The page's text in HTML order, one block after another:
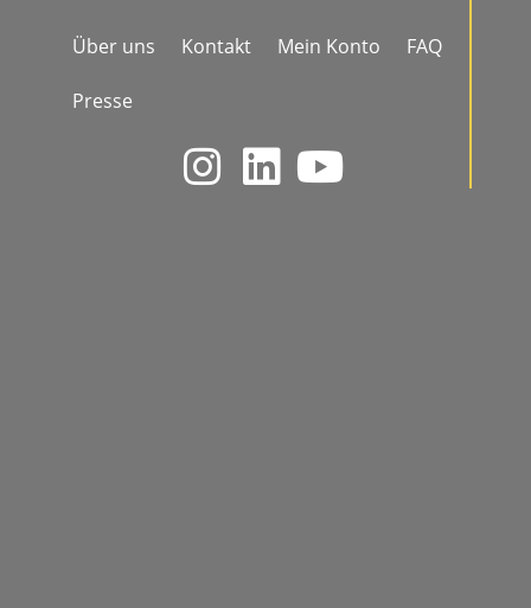
Über uns Kontakt Mein Konto FAQ
Presse